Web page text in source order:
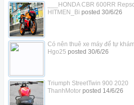
___HONDA CBR 600RR
HITMEN_Bi posted 30/6/26
Có nên thuê xe máy để tự
Hgo25 posted 30/6/26
Triumph StreetTwin 900 2020
ThanhMotorposted 14/6/26